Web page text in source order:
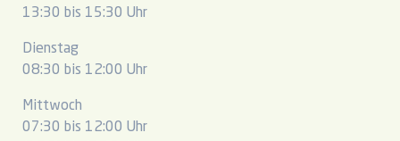
13:30 bis 15:30 Uhr
Dienstag
08:30 bis 12:00 Uhr
Mittwoch
07:30 bis 12:00 Uhr